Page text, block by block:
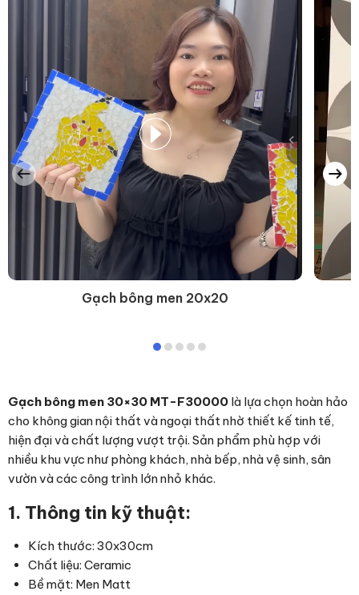
Gạch bông men 20x20
Gạch bông men 30×30 MT-F30000 là lựa chọn hoàn hảo
cho không gian nội thất và ngoại thất nhờ thiết kế tinh tế,
hiện đại và chất lượng vượt trội. Sản phẩm phù hợp với
nhiều khu vực như phòng khách, nhà bếp, nhà vệ sinh, sân
vườn và các công trình lớn nhỏ khác.
1. Thông tin kỹ thuật:
Kích thước: 30x30cm
Chất liệu: Ceramic
Bề mặt: Men Matt